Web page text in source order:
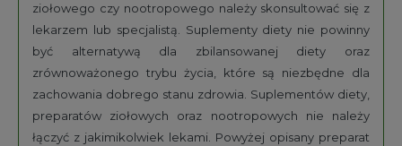
ziołowego czy nootropowego należy skonsultować się z
lekarzem lub specjalistą. Suplementy diety nie powinny
być alternatywą dla zbilansowanej diety oraz
zrównoważonego trybu życia, które są niezbędne dla
zachowania dobrego stanu zdrowia. Suplementów diety,
preparatów ziołowych oraz nootropowych nie należy
łączyć z jakimikolwiek lekami. Powyżej opisany preparat